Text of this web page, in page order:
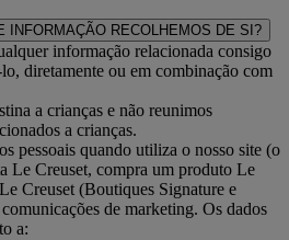
INFORMAÇÃO RECOLHEMOS DE SI?
informação relacionada consigo
diretamente ou em combinação com
a crianças e não reunimos
a crianças.
pessoais quando utiliza o nosso site (o
Le Creuset, compra um produto Le
Creuset (Boutiques Signature e
de marketing. Os dados
a: